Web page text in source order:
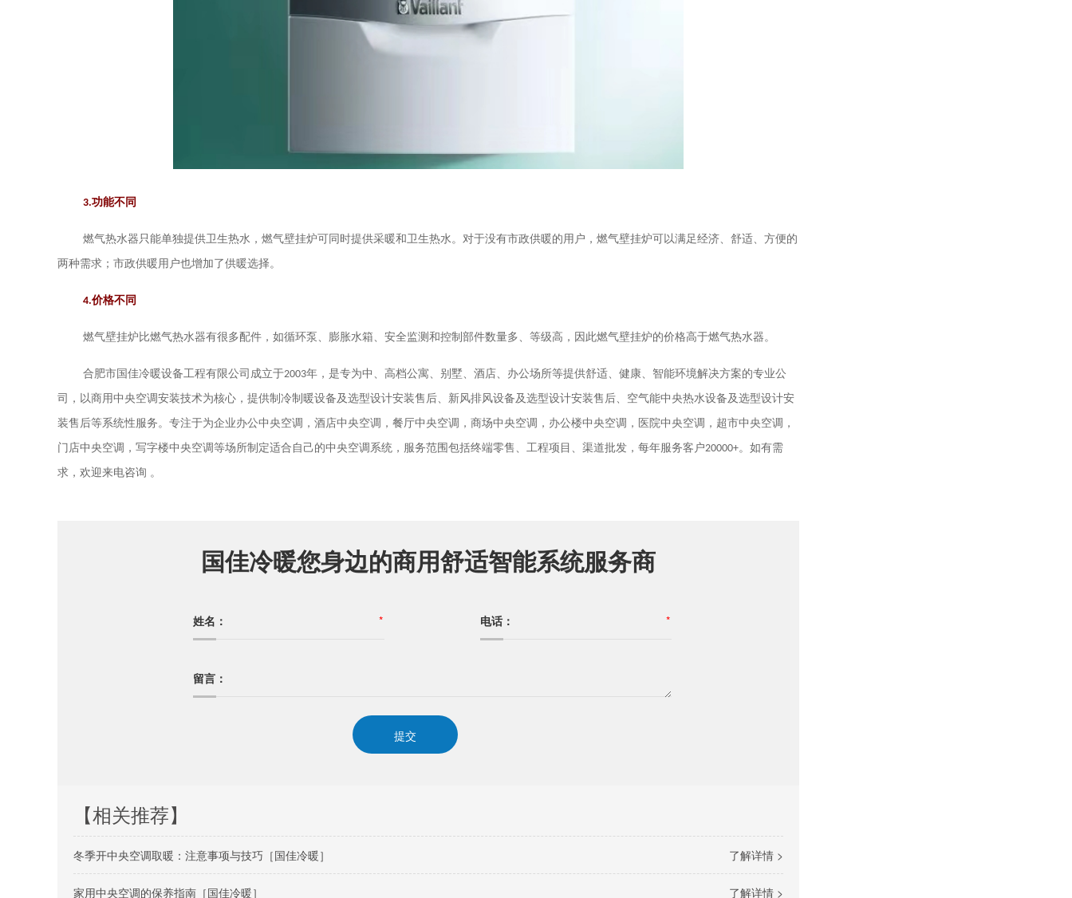
3.功能不同
燃气热水器只能单独提供卫生热水，燃气壁挂炉可同时提供采暖和卫生热水。对于没有市政供暖的用户，燃气壁挂炉可以满足经济、舒适、方便的
两种需求；市政供暖用户也增加了供暖选择。
4.价格不同
燃气壁挂炉比燃气热水器有很多配件，如循环泵、膨胀水箱、安全监测和控制部件数量多、等级高，因此燃气壁挂炉的价格高于燃气热水器。
合肥市国佳冷暖设备工程有限公司成立于2003年，是专为中、高档公寓、别墅、酒店、办公场所等提供舒适、健康、智能环境解决方案的专业公
司，以商用中央空调安装技术为核心，提供制冷制暖设备及选型设计安装售后、新风排风设备及选型设计安装售后、空气能中央热水设备及选型设计安
装售后等系统性服务。专注于为企业办公中央空调，酒店中央空调，餐厅中央空调，商场中央空调，办公楼中央空调，医院中央空调，超市中央空调，
门店中央空调，写字楼中央空调等场所制定适合自己的中央空调系统，服务范围包括终端零售、工程项目、渠道批发，每年服务客户20000+。如有需
求，欢迎来电咨询 。
国佳冷暖您身边的商用舒适智能系统服务商
姓名： * 电话： *
留言：
【相关推荐】
了解详情 >
冬季开中央空调取暖：注意事项与技巧［国佳冷暖］
了解详情 >
家用中央空调的保养指南［国佳冷暖］